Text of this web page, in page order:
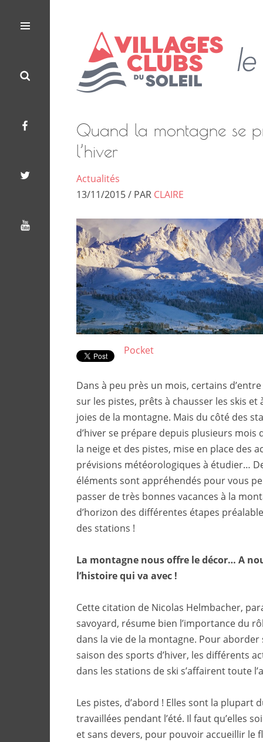
Menu
Search
Facebook
Twitter
Youtube
Villages
Soleil
Clubs
Quand la montagne se
l’hiver
Actualités
13/11/2015 / PAR CLAIRE
Pocket
Dans à peu près un mois, certains
sur les pistes, prêts à chausser les skis et
joies de la montagne. Mais du côté des
d’hiver se prépare depuis plusieurs mois
la neige et des pistes, mise en place des
prévisions météorologiques à étudier…
éléments sont appréhendés pour vous
passer de très bonnes vacances à la
d’horizon des différentes étapes
des stations !
La montagne nous offre le décor… A
l’histoire qui va avec !
Cette citation de Nicolas Helmbacher,
savoyard, résume bien l’importance du
dans la vie de la montagne. Pour
saison des sports d’hiver, les différents
dans les stations de ski s’affairent toute
Les pistes, d’abord ! Elles sont la plupart
travaillées pendant l’été. Il faut qu’elles
et sans devers, pour pouvoir accueillir le